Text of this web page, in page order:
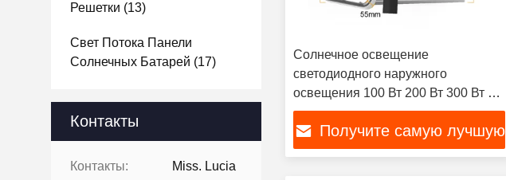
Решетки (13)
Свет Потока Панели
Солнечных Батарей (17)
Контакты
Контакты: Miss. Lucia
Солнечное освещение
светодиодного наружного
освещения 100 Вт 200 Вт 300 Вт с
дистанционным управлением 180
градусов вращающийся
освещение солнечное освещение
Получите самую лучшую